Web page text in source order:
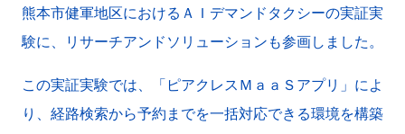
熊本市健軍地区におけるＡＩデマンドタクシーの実証実
験に、リサーチアンドソリューションも参画しました。
この実証実験では、「ピアクレスＭａａＳアプリ」によ
り、経路検索から予約までを一括対応できる環境を構築